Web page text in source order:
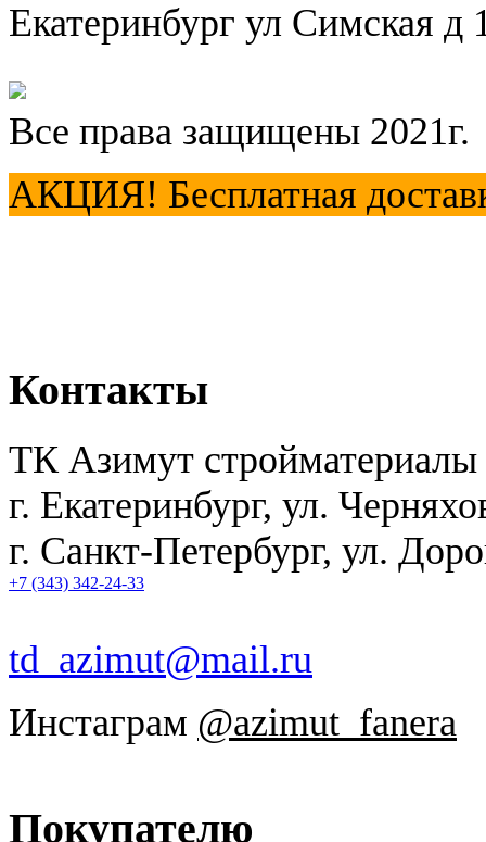
Екатеринбург ул Симская
Все права защищены 2021г.
АКЦИЯ! Бесплатная
Контакты
ТК Азимут стройматериалы
г. Екатеринбург, ул.
г. Санкт-Петербург, ул.
+7 (343) 342-24-33
td_azimut@mail.ru
Инстаграм @azimut_fanera
Покупателю